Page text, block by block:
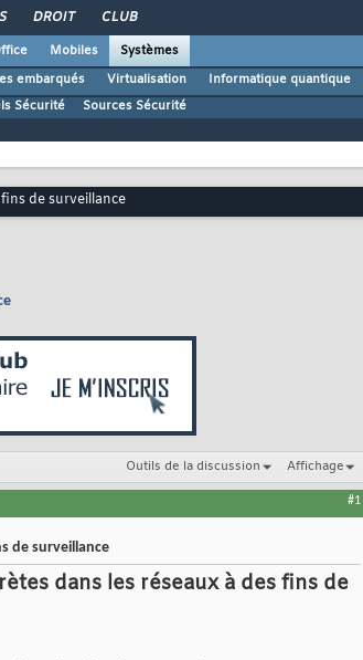
DROIT CLUB
Mobiles
Systèmes
embarqués Virtualisation Informatique quantique
Sécurité Sources Sécurité
de surveillance
Outils de la discussion Affichage
#1
de surveillance
dans les réseaux à des fins de